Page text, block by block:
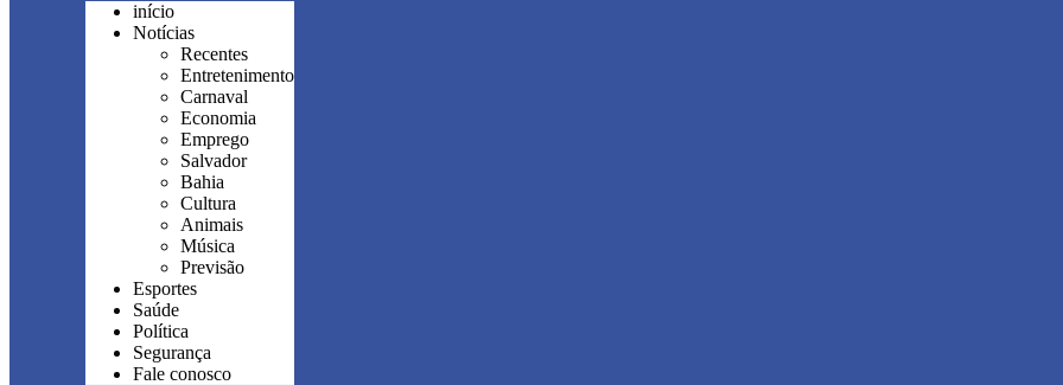
início
Notícias
Recentes
Entretenimento
Carnaval
Economia
Emprego
Salvador
Bahia
Cultura
Animais
Música
Previsão
Esportes
Saúde
Política
Segurança
Fale conosco